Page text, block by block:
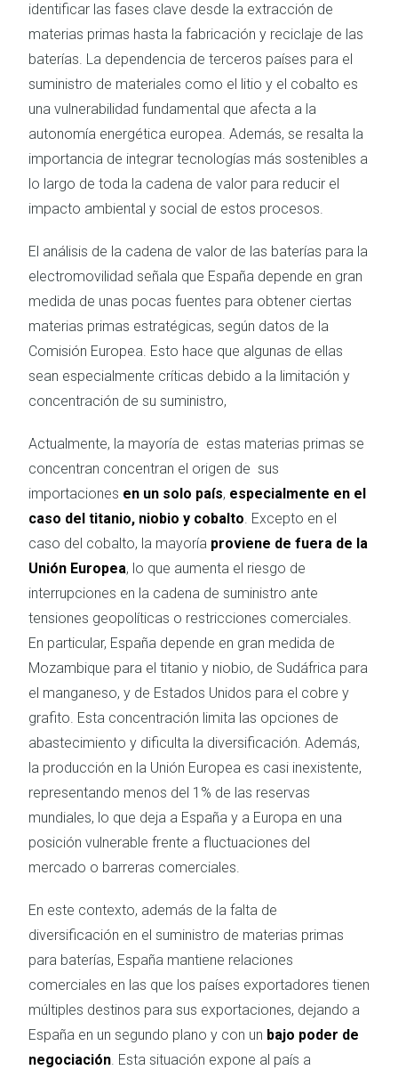
identificar las fases clave desde la extracción de
materias primas hasta la fabricación y reciclaje de las
baterías. La dependencia de terceros países para el
suministro de materiales como el litio y el cobalto es
una vulnerabilidad fundamental que afecta a la
autonomía energética europea. Además, se resalta la
importancia de integrar tecnologías más sostenibles a
lo largo de toda la cadena de valor para reducir el
impacto ambiental y social de estos procesos.
El análisis de la cadena de valor de las baterías para la
electromovilidad señala que España depende en gran
medida de unas pocas fuentes para obtener ciertas
materias primas estratégicas, según datos de la
Comisión Europea. Esto hace que algunas de ellas
sean especialmente críticas debido a la limitación y
concentración de su suministro,
Actualmente, la mayoría de estas materias primas se
concentran concentran el origen de sus
importaciones en un solo país, especialmente en el
caso del titanio, niobio y cobalto. Excepto en el
caso del cobalto, la mayoría proviene de fuera de la
Unión Europea, lo que aumenta el riesgo de
interrupciones en la cadena de suministro ante
tensiones geopolíticas o restricciones comerciales.
En particular, España depende en gran medida de
Mozambique para el titanio y niobio, de Sudáfrica para
el manganeso, y de Estados Unidos para el cobre y
grafito. Esta concentración limita las opciones de
abastecimiento y dificulta la diversificación. Además,
la producción en la Unión Europea es casi inexistente,
representando menos del 1% de las reservas
mundiales, lo que deja a España y a Europa en una
posición vulnerable frente a fluctuaciones del
mercado o barreras comerciales.
En este contexto, además de la falta de
diversificación en el suministro de materias primas
para baterías, España mantiene relaciones
comerciales en las que los países exportadores tienen
múltiples destinos para sus exportaciones, dejando a
España en un segundo plano y con un bajo poder de
negociación. Esta situación expone al país a